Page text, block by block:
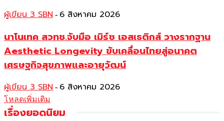
ผู้เขียน 3 SBN - 6 สิงหาคม 2026
นาโนเทค สวทช.จับมือ เมิร์ซ เอสเธติกส์ วางรากฐาน
Aesthetic Longevity ขับเคลื่อนไทยสู่อนาคต
เศรษฐกิจสุขภาพและอายุวัฒน์
ผู้เขียน 3 SBN - 6 สิงหาคม 2026
โหลดเพิ่มเติม
เรื่องยอดนิยม